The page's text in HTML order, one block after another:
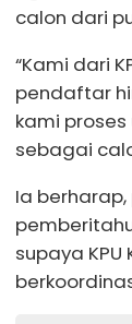
calon dari
“Kami dari
pendaftar
kami
sebagai
Ia
supaya